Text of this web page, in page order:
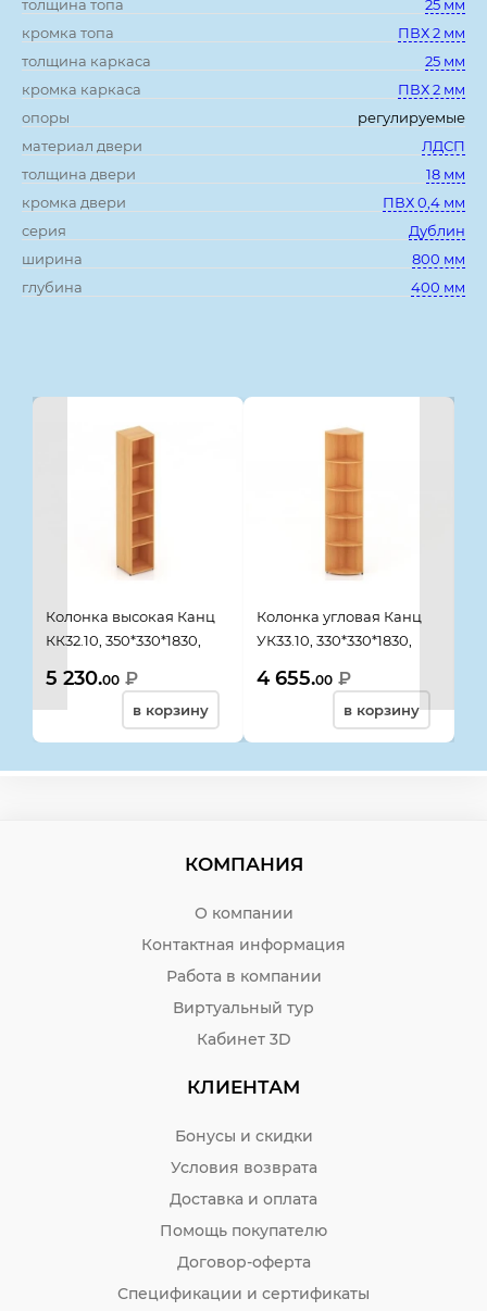
толщина топа
25 мм
кромка топа
ПВХ 2 мм
толщина каркаса
25 мм
кромка каркаса
ПВХ 2 мм
опоры
регулируемые
материал двери
ЛДСП
толщина двери
18 мм
кромка двери
ПВХ 0,4 мм
серия
Дублин
ширина
800 мм
глубина
400 мм
Колонка высокая Канц
КК32.10, 350*330*1830,
5 230.00 ₽
в корзину
Колонка угловая Канц
УК33.10, 330*330*1830,
4 655.00 ₽
в корзину
КОМПАНИЯ
О компании
Контактная информация
Работа в компании
Виртуальный тур
Кабинет 3D
КЛИЕНТАМ
Бонусы и скидки
Условия возврата
Доставка и оплата
Помощь покупателю
Договор-оферта
Спецификации и сертификаты